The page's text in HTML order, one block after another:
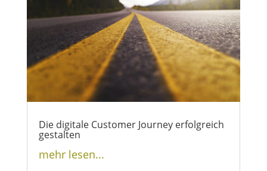
Die digitale Customer Journey erfolgreich
gestalten
mehr lesen...